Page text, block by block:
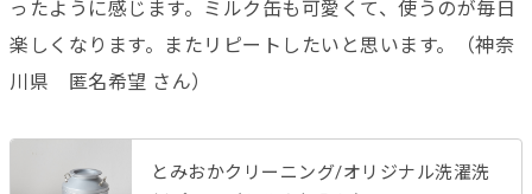
ったように感じます。ミルク缶も可愛くて、使うのが毎日
楽しくなります。またリピートしたいと思います。（神奈
川県 匿名希望 さん）
とみおかクリーニング/オリジナル洗濯洗